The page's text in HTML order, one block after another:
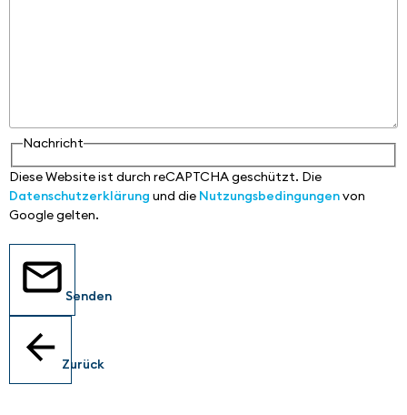
Nachricht
Diese Website ist durch reCAPTCHA geschützt. Die
Datenschutzerklärung und die Nutzungsbedingungenvon
Google gelten.
Senden
Zurück